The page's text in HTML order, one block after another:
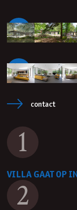
Vorige
Vorige
contact
1
VILLA GAAT OP
2